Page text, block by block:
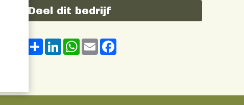
Deel dit bedrijf
Share LinkedInWhatsApp
Email